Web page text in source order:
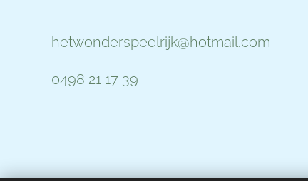
hetwonderspeelrijk@hotmail.com
0498 21 17 39